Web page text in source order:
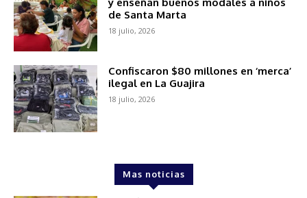
de Santa Marta
18 julio, 2026
Confiscaron $80 millones en ‘merca’
ilegal en La Guajira
18 julio, 2026
Mas noticias